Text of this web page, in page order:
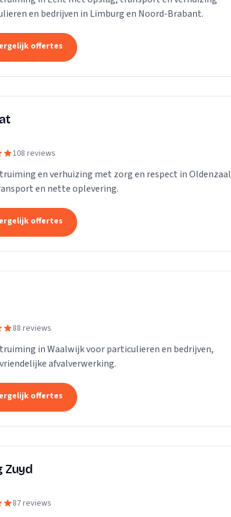
en bedrijven in Limburg en Noord-Brabant.
offertes
108 reviews
en verhuizing met zorg en respect in Oldenzaal
en nette oplevering.
offertes
88 reviews
in Waalwijk voor particulieren en bedrijven,
afvalverwerking.
offertes
Zuyd
87 reviews